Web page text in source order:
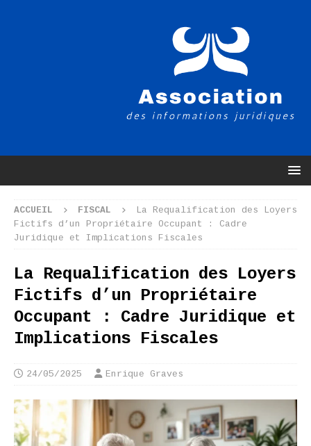
ACCUEIL FISCAL
La Requalification des Loyers
Fictifs d’un Propriétaire Occupant : Cadre
Juridique et Implications Fiscales
La Requalification des Loyers
Fictifs d’un Propriétaire
Occupant : Cadre Juridique et
Implications Fiscales
24/05/2025 Enrique Graves